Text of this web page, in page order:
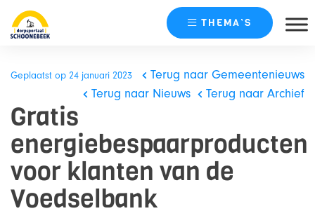
naar
THEMA’S
Geplaatst op 24 januari 2023
Terug naar Gemeentenieuws
Terug naar Archief
Terug naar Nieuws
Gratis
energiebespaarproducten
voor klanten van de
Voedselbank